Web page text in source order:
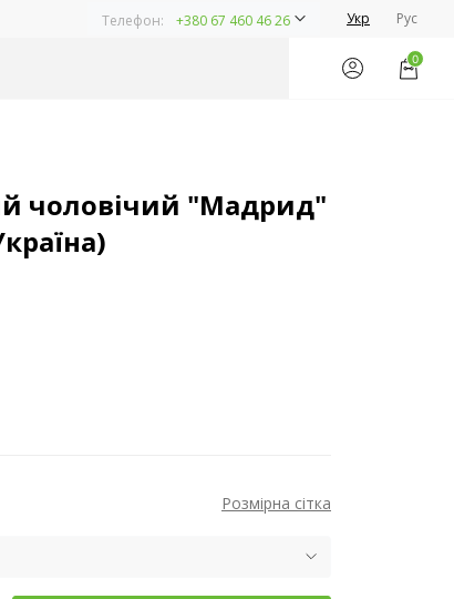
Телефон: +380 67 460 46 26 Укр Рус
0
чоловічий "Мадрид"
Розмірна сітка